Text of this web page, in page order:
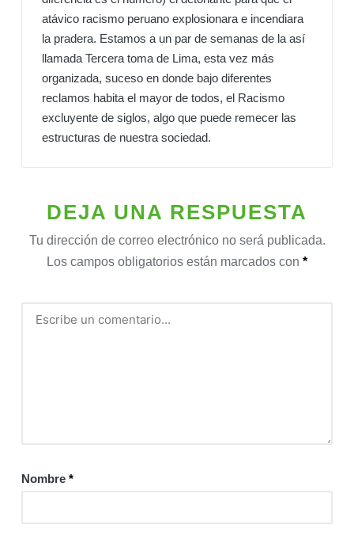
atávico racismo peruano explosionara e incendiara
la pradera. Estamos a un par de semanas de la así
llamada Tercera toma de Lima, esta vez más
organizada, suceso en donde bajo diferentes
reclamos habita el mayor de todos, el Racismo
excluyente de siglos, algo que puede remecer las
estructuras de nuestra sociedad.
DEJA UNA RESPUESTA
Tu dirección de correo electrónico no será publicada.
Los campos obligatorios están marcados con *
Nombre *